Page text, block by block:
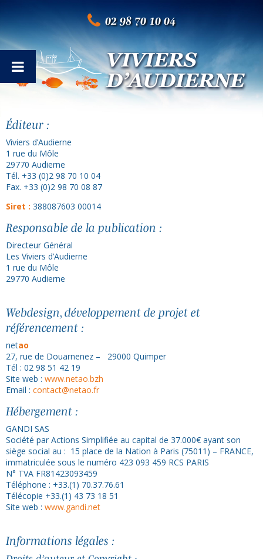
02 98 70 10 04
Éditeur :
Viviers d’Audierne
1 rue du Môle
29770 Audierne
Tél. +33 (0)2 98 70 10 04
Fax. +33 (0)2 98 70 08 87
Siret : 388087603 00014
Responsable de la publication :
Directeur Général
Les Viviers d’Audierne
1 rue du Môle
29770 Audierne
Webdesign, développement de projet et
référencement :
netao
27, rue de Douarnenez – 29000 Quimper
Tél : 02 98 51 42 19
Site web : www.netao.bzh
Email : contact@netao.fr
Hébergement :
GANDI SAS
Société par Actions Simplifiée au capital de 37.000€ ayant son
siège social au : 15 place de la Nation à Paris (75011) – FRANCE,
immatriculée sous le numéro 423 093 459 RCS PARIS
N° TVA FR81423093459
Téléphone : +33.(1) 70.37.76.61
Télécopie +33.(1) 43 73 18 51
Site web : www.gandi.net
Informations légales :